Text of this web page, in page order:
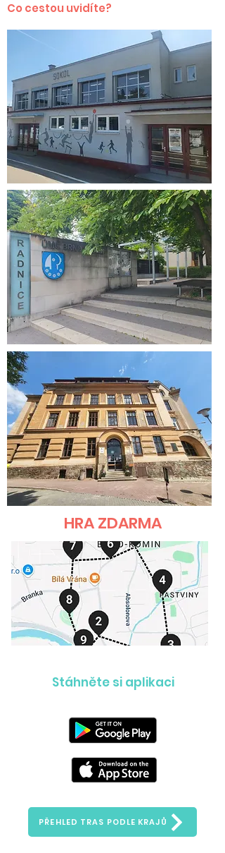
Co cestou uvidíte?
HRA ZDARMA
Stáhněte si aplikaci
PŘEHLED TRAS PODLE KRAJŮ